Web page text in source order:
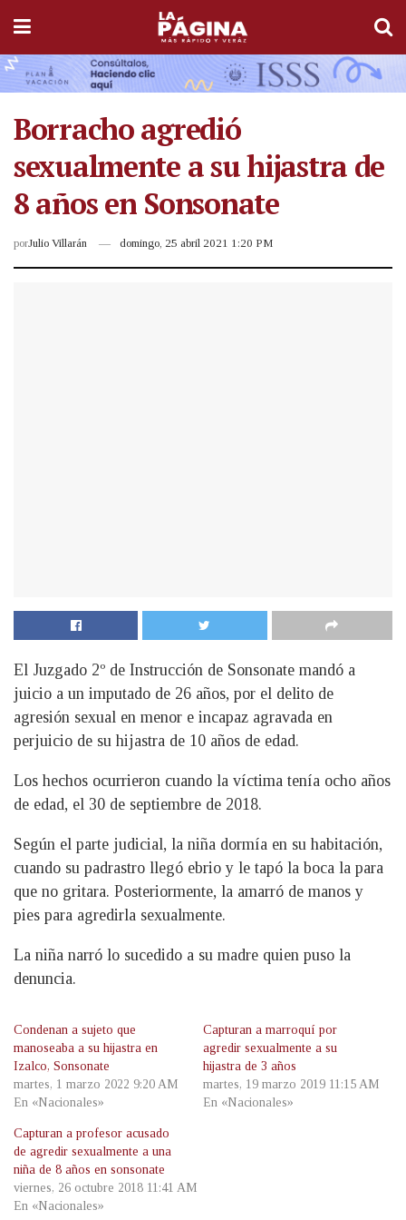
Borracho agredió
sexualmente a su hijastra de
8 años en Sonsonate
porJulio Villarán domingo, 25 abril 2021 1:20 PM
El Juzgado 2º de Instrucción de Sonsonate mandó a
juicio a un imputado de 26 años, por el delito de
agresión sexual en menor e incapaz agravada en
perjuicio de su hijastra de 10 años de edad.
Los hechos ocurrieron cuando la víctima tenía ocho años
de edad, el 30 de septiembre de 2018.
Según el parte judicial, la niña dormía en su habitación,
cuando su padrastro llegó ebrio y le tapó la boca la para
que no gritara. Posteriormente, la amarró de manos y
pies para agredirla sexualmente.
La niña narró lo sucedido a su madre quien puso la
denuncia.
Condenan a sujeto que
manoseaba a su hijastra en
Izalco, Sonsonate
martes, 1 marzo 2022 9:20 AM
En «Nacionales»
Capturan a marroquí por
agredir sexualmente a su
hijastra de 3 años
martes, 19 marzo 2019 11:15 AM
En «Nacionales»
Capturan a profesor acusado
de agredir sexualmente a una
niña de 8 años en sonsonate
viernes, 26 octubre 2018 11:41 AM
En «Nacionales»